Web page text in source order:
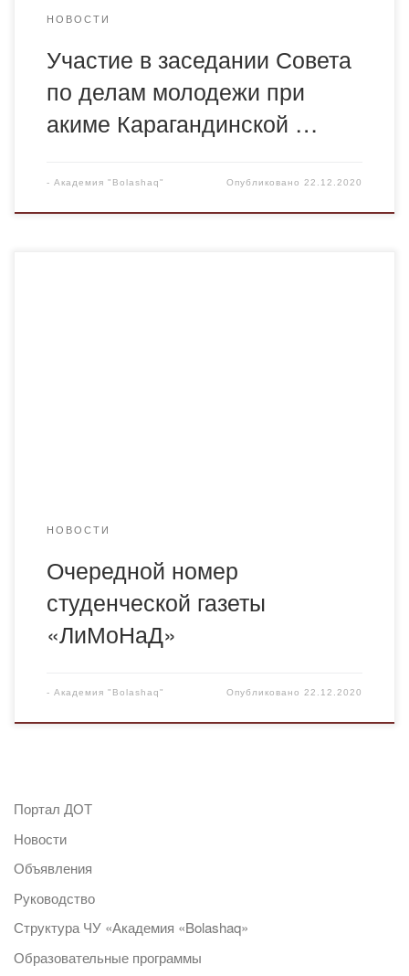
НОВОСТИ
Участие в заседании Совета
по делам молодежи при
акиме Карагандинской …
- Академия "Bolashaq" Опубликовано22.12.2020
НОВОСТИ
Очередной номер
студенческой газеты
«ЛиМоНаД»
- Академия "Bolashaq" Опубликовано22.12.2020
Портал ДОТ
Новости
Объявления
Руководство
Структура ЧУ «Академия «Bolashaq»
Образовательные программы